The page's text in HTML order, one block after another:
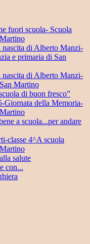
fuori scuola- Scuola
nascita di Alberto Manzi-
e primaria di San
nascita di Alberto Manzi-
Martino
di buon fresco”
Giornata della Memoria-
a scuola...per andare
classe 4^A scuola
salute
con...